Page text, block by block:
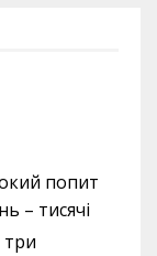
попит
– тисячі
три